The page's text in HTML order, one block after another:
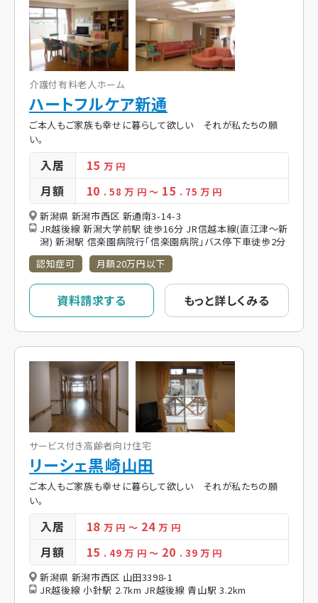
介護付有料老人ホーム
ハートフルケア新通
ご本人もご家族も幸せに暮らして欲しい それが私たちの願
い。
入居 15万 円
月額 10 . 58万 円 ～ 15 . 75 万 円
新潟県 新潟市西区 新通南3-14-3
JR越後線 新潟大学前駅 徒歩16分 JR信越本線(直江津～新
潟) 新潟駅 信楽園病院行「信楽園病院」バス停下車徒歩2分
認知症可
月額20万円以下
資料請求する もっと詳しくみる
サービス付き高齢者向け住宅
リーシェ黒崎山田
ご本人もご家族も幸せに暮らして欲しい それが私たちの願
い。
入居 18万 円 ～ 24万 円
月額 15 . 49万 円 ～ 20 . 39 万 円
新潟県 新潟市西区 山田3398-1
JR越後線 小針駅 2.7km JR越後線 青山駅 3.2km